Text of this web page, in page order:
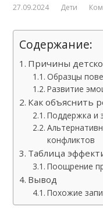
27.09.2024 Дети
Содержание:
Причины
Образцы
Развитие
Как объяснить
Поддержка и
конфликтов
Таблица
Поощрение
Вывод
Похожие